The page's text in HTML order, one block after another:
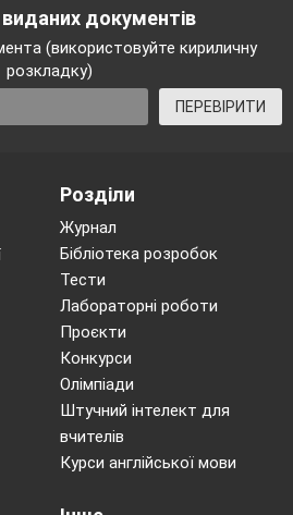
виданих документів
(використовуйте кириличну
розкладку)
ПЕРЕВІРИТИ
Розділи
Журнал
Бібліотека розробок
Тести
Лабораторні роботи
Проєкти
Конкурси
Олімпіади
Штучний інтелект для
вчителів
Курси англійської мови